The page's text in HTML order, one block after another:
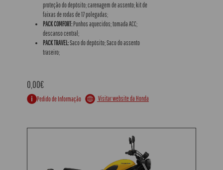
proteção do depósito; carenagem de assento; kit de
faixas de rodas de 17 polegadas;
PACK COMFORT: Punhos aquecidos; tomada ACC;
descanso central;
PACK TRAVEL:Saco do depósito; Saco do assento
traseiro;
0,00€
Pedido de Informação Visitar website da Honda